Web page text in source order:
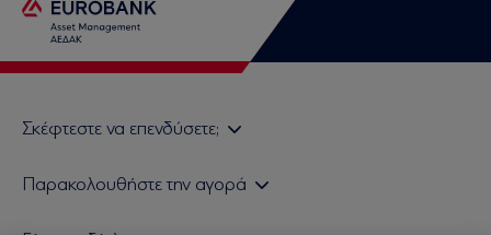
Σκέφτεστε να επενδύσετε;
Παρακολουθήστε την αγορά